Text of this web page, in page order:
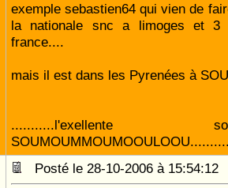
exemple sebastien64 qui vien de
la nationale snc a limoges et 3
france....
mais il est dans les Pyrenées à
Posté le 28-10-2006 à